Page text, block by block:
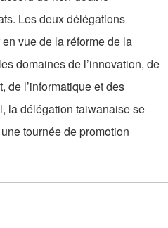
Les deux délégations
vue de la réforme de la
domaines de l’innovation, de
de l’informatique et des
la délégation taiwanaise se
tournée de promotion